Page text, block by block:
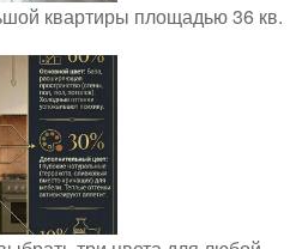
квартиры площадью 36 кв.